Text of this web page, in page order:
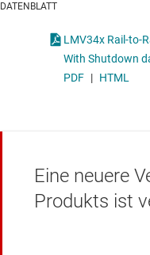
DATENBLATT
LMV34x Rail-to-
With Shutdown
PDF | HTML
Eine neuere
Produkts ist